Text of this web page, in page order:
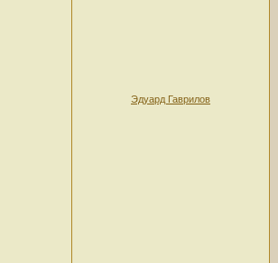
Эдуард Гаврилов